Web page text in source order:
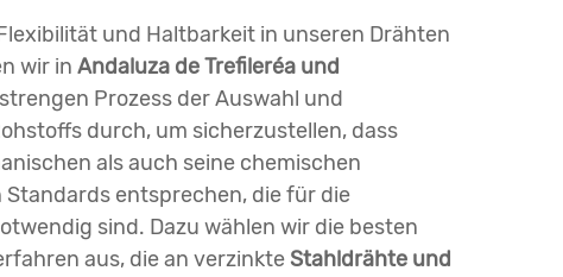
und Haltbarkeit in unseren Drähten
wir inAndaluza de Trefileréa und
Prozess der Auswahl und
durch, um sicherzustellen, dass
als auch seine chemischen
entsprechen, die für die
sind. Dazu wählen wir die besten
aus, die an verzinkteStahldrähte und